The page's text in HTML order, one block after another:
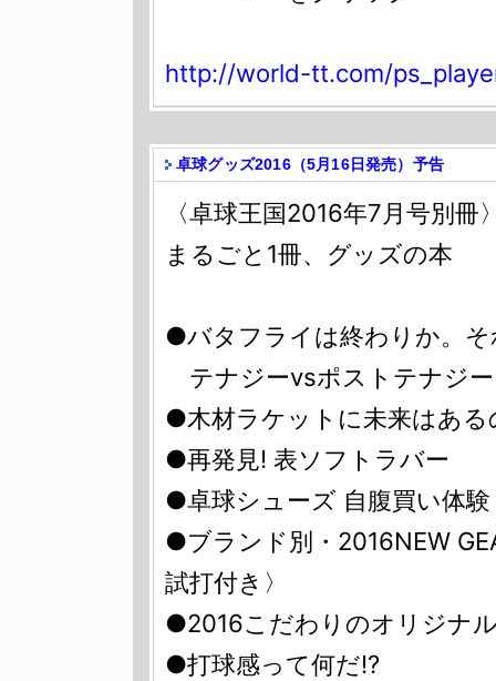
http://world-tt.com/
卓球グッズ2016（5月16日発売）予告
〈卓球王国2016年7月号別冊
まるごと1冊、グッズの本
●バタフライは終わりか。
テナジーvsポストテナジ
●木材ラケットに未来はある
●再発見! 表ソフトラバー
●卓球シューズ 自腹買い体
●ブランド別・2016NEW
試打付き〉
●2016こだわりのオリジナ
●打球感って何だ!?